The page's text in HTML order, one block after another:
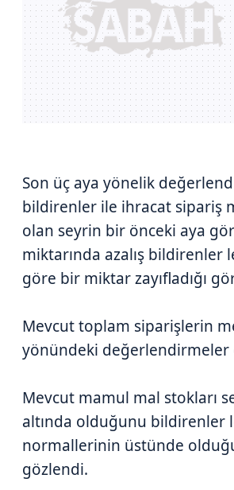
Son üç aya yönelik
bildirenler ile ihracat sipariş
olan seyrin bir önceki aya
miktarında azalış
göre bir miktar zayıfladığı
Mevcut toplam siparişlerin
yönündeki değerlendirmeler
Mevcut mamul mal stokları
altında olduğunu bildirenler
normallerinin üstünde
gözlendi.